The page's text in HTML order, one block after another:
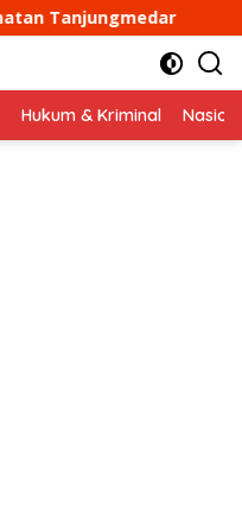
Aipda Dani Santika
Hukum & Kriminal